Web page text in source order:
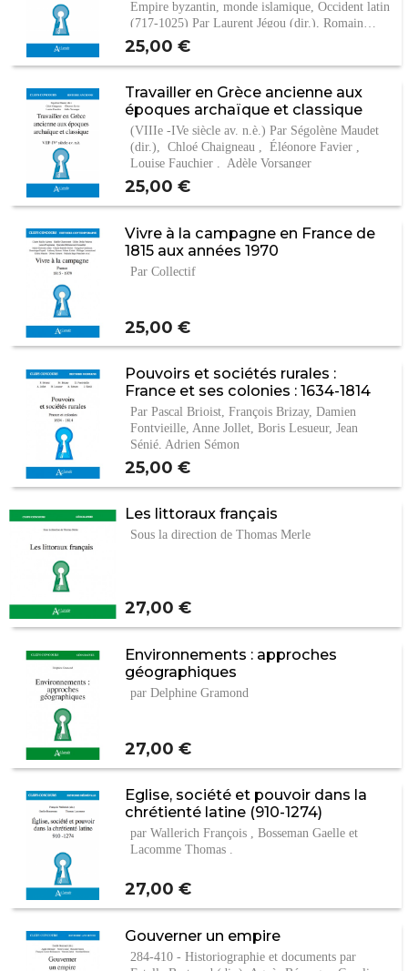
Empire byzantin, monde islamique, Occident latin
(717-1025) Par Laurent Jégou (dir.), Romain…
Prix
25,00 €
Travailler en Grèce ancienne aux
époques archaïque et classique
(VIIIe -IVe siècle av. n.è.) Par Ségolène Maudet
(dir.), Chloé Chaigneau , Éléonore Favier ,
Louise Fauchier , Adèle Vorsanger
Prix
25,00 €
Vivre à la campagne en France de
1815 aux années 1970
Par Collectif
Prix
25,00 €
Pouvoirs et sociétés rurales :
France et ses colonies : 1634-1814
Par Pascal Brioist, François Brizay, Damien
Fontvieille, Anne Jollet, Boris Lesueur, Jean
Sénié, Adrien Sémon
Prix
25,00 €
Les littoraux français
Sous la direction de Thomas Merle
Prix
27,00 €
Environnements : approches
géographiques
par Delphine Gramond
Prix
27,00 €
Eglise, société et pouvoir dans la
chrétienté latine (910-1274)
par Wallerich François , Bosseman Gaelle et
Lacomme Thomas .
Prix
27,00 €
Gouverner un empire
284-410 - Historiographie et documents par